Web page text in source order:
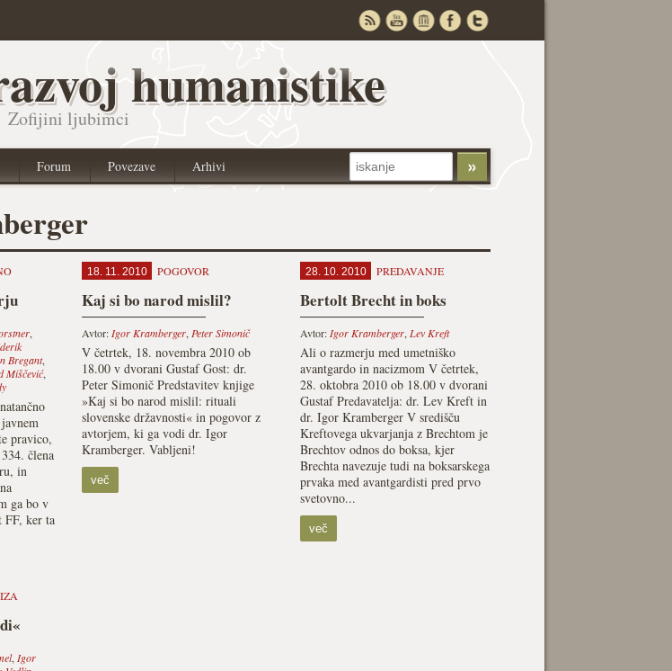
humanistike
Zofijini ljubimci
Forum Povezave Arhivi
,
Bregant,
Miščević,
pravico,
člena
in
ga bo v
FF, ker ta
18. 11. 2010 POGOVOR
Kaj si bo narod mislil?
Avtor: Igor Kramberger, Peter Simonič
V četrtek, 18. novembra 2010 ob
18.00 v dvorani Gustaf Gost: dr.
Peter Simonič Predstavitev knjige
»Kaj si bo narod mislil: rituali
slovenske državnosti« in pogovor z
avtorjem, ki ga vodi dr. Igor
Kramberger. Vabljeni!
več
28. 10. 2010 PREDAVANJE
Bertolt Brecht in boks
Avtor: Igor Kramberger, Lev Kreft
Ali o razmerju med umetniško
avantgardo in nacizmom V četrtek,
28. oktobra 2010 ob 18.00 v dvorani
Gustaf Predavatelja: dr. Lev Kreft in
dr. Igor Kramberger V središču
Kreftovega ukvarjanja z Brechtom je
Brechtov odnos do boksa, kjer
Brechta navezuje tudi na boksarskega
prvaka med avantgardisti pred prvo
svetovno...
več
, Igor